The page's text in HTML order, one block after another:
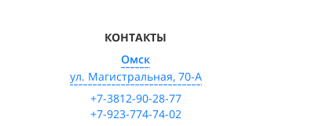
КОНТАКТЫ
Омск
ул. Магистральная, 70-А
+7-3812-90-28-77
+7-923-774-74-02